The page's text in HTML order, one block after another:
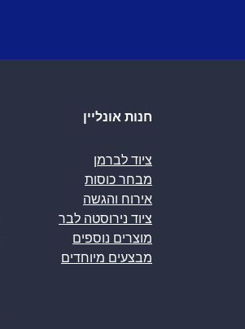
חנות אונליין
ציוד לברמן
מבחר כוסות
אירוח והגשה
ציוד נירוסטה לבר
מוצרים נוספים
מבצעים מיוחדים